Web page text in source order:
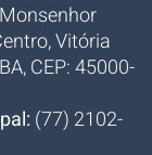
Vitória
CEP: 45000-
(77) 2102-